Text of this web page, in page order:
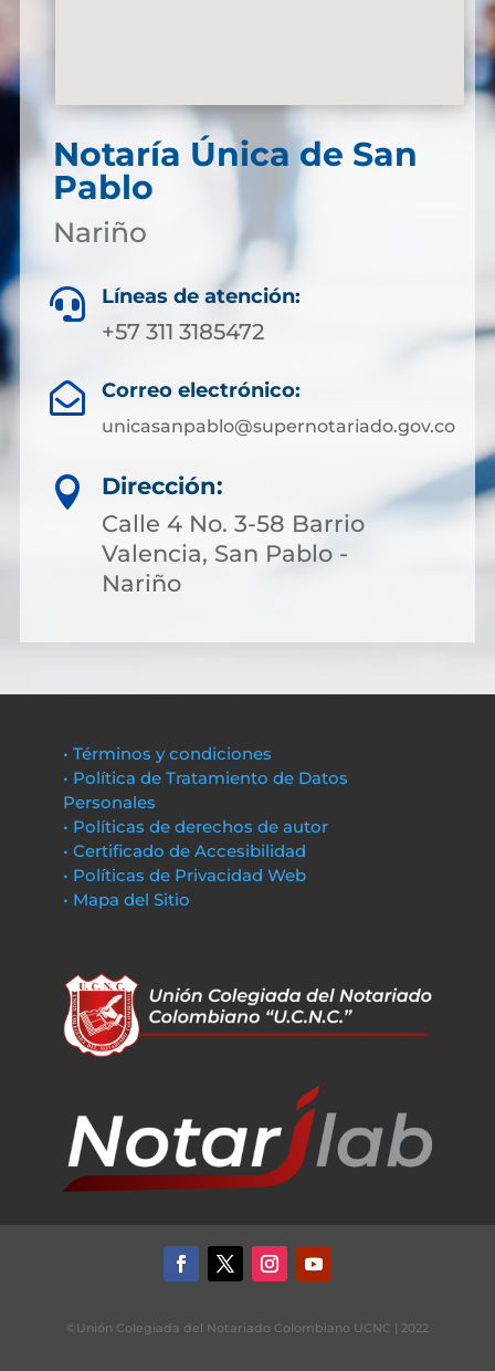
Notaría Única de San
Pablo
Nariño
 Líneas de atención:
+57 311 3185472
 Correo electrónico:
unicasanpablo@supernotariado.gov.co

Dirección:
Calle 4 No. 3-58 Barrio
Valencia, San Pablo -
Nariño
• Términos y condiciones
• Política de Tratamiento de Datos
Personales
• Políticas de derechos de autor
• Certificado de Accesibilidad
• Políticas de Privacidad Web
• Mapa del Sitio
©Unión Colegiada del Notariado Colombiano UCNC | 2022